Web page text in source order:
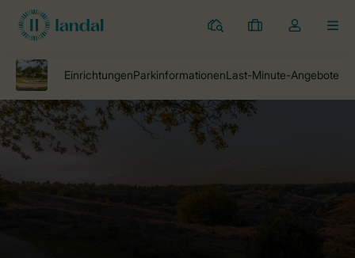
Campingplätze
Meine
Dropdown-
Kontos
öffnen
Landal Camping Campingplätze Ferienhäuser Glamping